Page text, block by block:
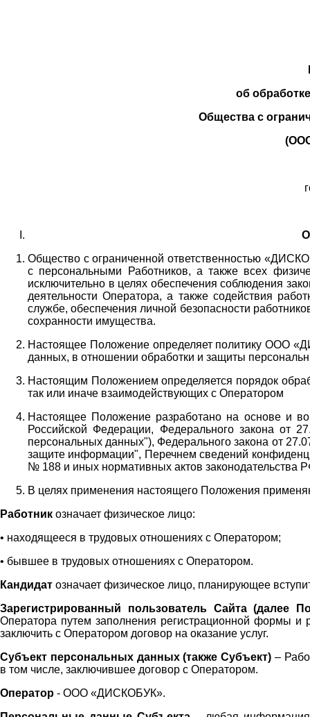
об
Общества с
Общество с ограниченной ответственностью
с персональными Работников, а также всех
исключительно в целях обеспечения соблюдения
деятельности Оператора,а также содействия
службе, обеспечения личной безопасности
сохранности имущества.
Настоящее Положение определяет политику ООО
данных, в отношении обработки и защиты
Настоящим Положением определяется порядок
так или иначе взаимодействующих с Оператором
Настоящее Положение разработано на основе и во
Российской Федерации, Федерального закона
персональных данных"), Федерального закона от
защите информации", Перечнем сведений
№ 188 и иных нормативных актов законодательства
В целях применения настоящего Положения
Работник означает физическое лицо:
• находящееся в трудовых отношениях с Оператором;
• бывшее в трудовых отношениях с Оператором.
Кандидат означает физическое лицо, планирующее
Зарегистрированный пользователь Сайта (далее
Оператора путем заполнения регистрационной формы и
заключить с Оператором договор на оказание услуг.
Субъект персональных данных (также Субъект) –
в том числе, заключившее договор с Оператором.
Оператор - ООО «ДИСКОБУК».